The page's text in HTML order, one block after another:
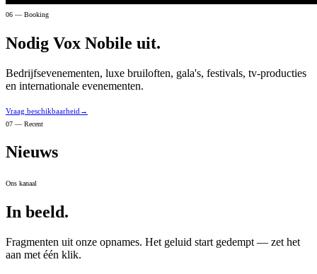
06 — Booking
Nodig Vox Nobile uit.
Bedrijfsevenementen, luxe bruiloften, gala's, festivals, tv-producties
en internationale evenementen.
Vraag beschikbaarheid →
07 — Recent
Nieuws
Ons kanaal
In beeld.
Fragmenten uit onze opnames. Het geluid start gedempt — zet het
aan met één klik.